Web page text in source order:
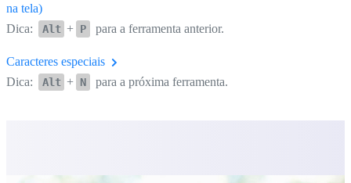
na tela)
Dica:
Alt + P para a ferramenta anterior.
Caracteres especiais
Dica:
Alt + N para a próxima ferramenta.